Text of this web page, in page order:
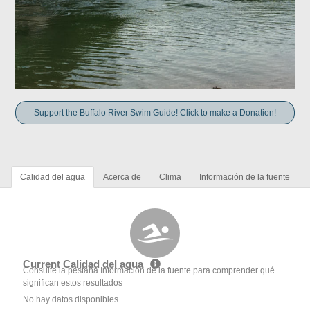
Support the Buffalo River Swim Guide! Click to make a Donation!
Calidad del agua Acerca de Clima Información de la fuente
Current Calidad del agua
Consulte la pestaña Información de la fuente para comprender qué
significan estos resultados
No hay datos disponibles